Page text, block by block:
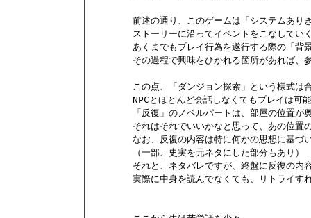
前述の通り、このゲームは「システムあり
ストーリーに沿ってイベントをこなしてい
あくまでもプレイ行為を遂行する際の「背
その過程で興味をひかれる箇所があれば、
この点、「ダンジョン探索」という様式は
NPCとほとんど会話しなくてもプレイは可
「反復」のノベルパートは、部屋の位置が
それはそれでいいかなと思って、あの位置
なお、反復の内容は特に何かの思想に基づ
        （一部、史実を元ネタにした部分もあり）
それと、ネタバレですが、終盤に反復の内
実際に中身を読んでなくても、リトライす